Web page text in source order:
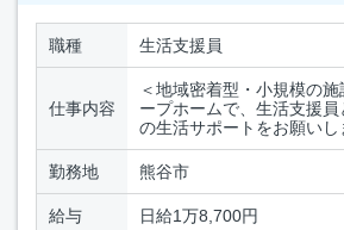
職種 生活支援員
仕事内容
＜地域密着型・小規模の
ープホームで、生活支援員
の生活サポートをお願いし
勤務地 熊谷市
給与 日給1万8,700円